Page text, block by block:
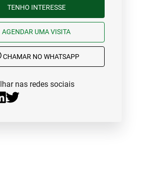
TENHO INTERESSE
AGENDAR UMA VISITA
CHAMAR NO WHATSAPP
nas redes sociais